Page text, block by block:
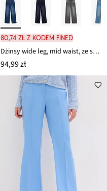
80,74 zł z kodem FINED
Dżinsy wide leg, mid waist, ze stretchem
94,99 zł